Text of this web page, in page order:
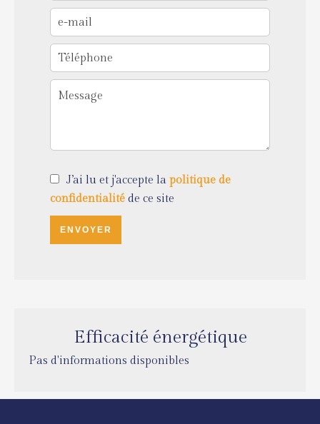
J’ai lu et j'accepte la politique de
confidentialité de ce site
ENVOYER
Efficacité énergétique
Pas d'informations disponibles